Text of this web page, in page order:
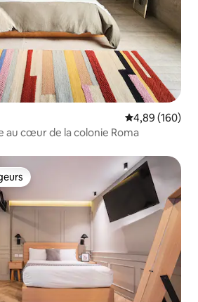
Note
4,89 (160)
au cœur de la colonie Roma